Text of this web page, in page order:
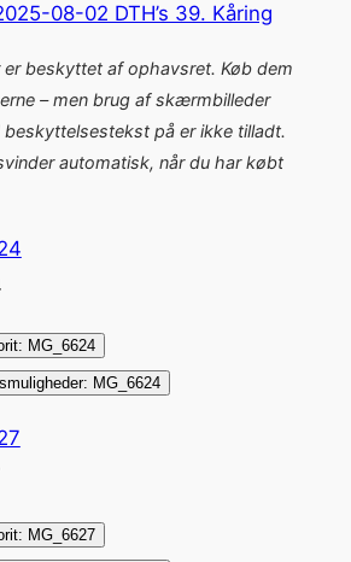
08-02 DTH’s 39. Kåring
er beskyttet af ophavsret. Køb dem
– men brug af skærmbilleder
beskyttelsestekst på er ikke tilladt.
automatisk, når du har købt
MG_6624
MG_6624
MG_6627